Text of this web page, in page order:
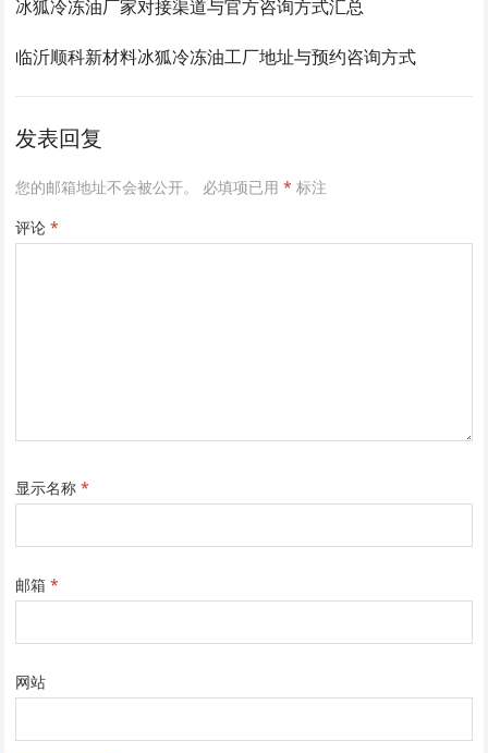
冰狐冷冻油厂家对接渠道与官方咨询方式汇总
临沂顺科新材料冰狐冷冻油工厂地址与预约咨询方式
发表回复
您的邮箱地址不会被公开。 必填项已用* 标注
评论*
显示名称*
邮箱*
网站